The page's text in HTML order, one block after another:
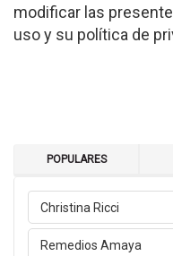
modificar las
uso y su política de
POPULARES
Christina Ricci
Remedios Amaya